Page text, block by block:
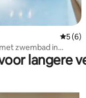
op 5, 55 recensies
5 (6)
zwembad in
langere